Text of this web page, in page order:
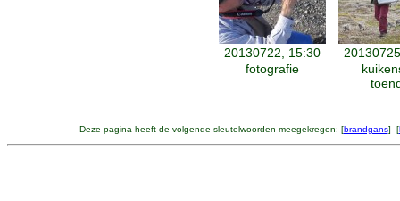
20130722, 15:30
fotografie
Deze pagina heeft de volgende sleutelwoorden meegekregen: [brandgans] [